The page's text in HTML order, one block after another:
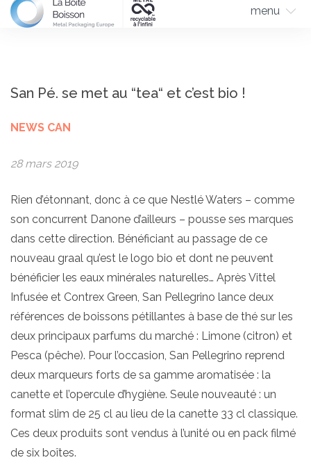
menu
San Pé. se met au “tea“ et c’est bio !
NEWS CAN
28 mars 2019
Rien d’étonnant, donc à ce que Nestlé Waters – comme
son concurrent Danone d’ailleurs – pousse ses marques
dans cette direction. Bénéficiant au passage de ce
nouveau graal qu’est le logo bio et dont ne peuvent
bénéficier les eaux minérales naturelles… Après Vittel
Infusée et Contrex Green, San Pellegrino lance deux
références de boissons pétillantes à base de thé sur les
deux principaux parfums du marché : Limone (citron) et
Pesca (pêche). Pour l’occasion, San Pellegrino reprend
deux marqueurs forts de sa gamme aromatisée : la
canette et l’opercule d’hygiène. Seule nouveauté : un
format slim de 25 cl au lieu de la canette 33 cl classique.
Ces deux produits sont vendus à l’unité ou en pack filmé
de six boîtes.